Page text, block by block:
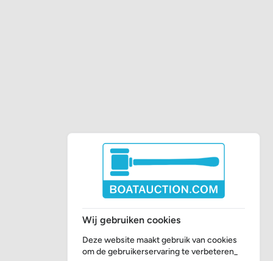
Wij gebruiken cookies
Deze website maakt gebruik van cookies
om de gebruikerservaring te verbeteren_